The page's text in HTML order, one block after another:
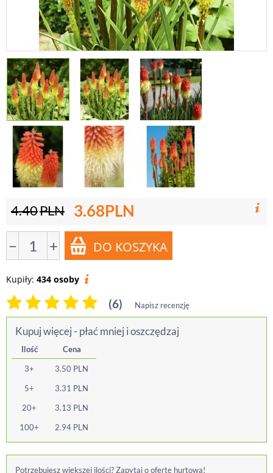
4.40PLN 3.68PLN
− +
Kupiły: 434 osoby
(6) Napisz recenzję
Kupuj więcej - płać mniej i oszczędzaj
Ilość
Cena
3+
3.50 PLN
5+
3.31 PLN
20+
3.13 PLN
100+
2.94 PLN
Potrzebujesz większej ilości? Zapytaj o ofertę hurtową!